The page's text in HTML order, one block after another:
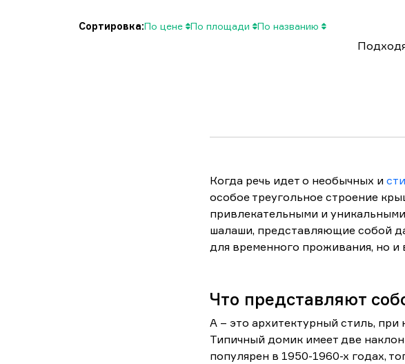
Сортировка:По цене По площади По названию
Когда речь идет о необычных и
особое треугольное строение
привлекательными и
шалаши, представляющие собой
для временного проживания, но и
Что представляют
А – это архитектурный стиль,
Типичный домик имеет две
популярен в 1950-1960-х годах,